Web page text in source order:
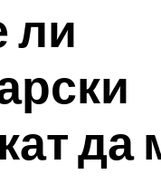
ли
да